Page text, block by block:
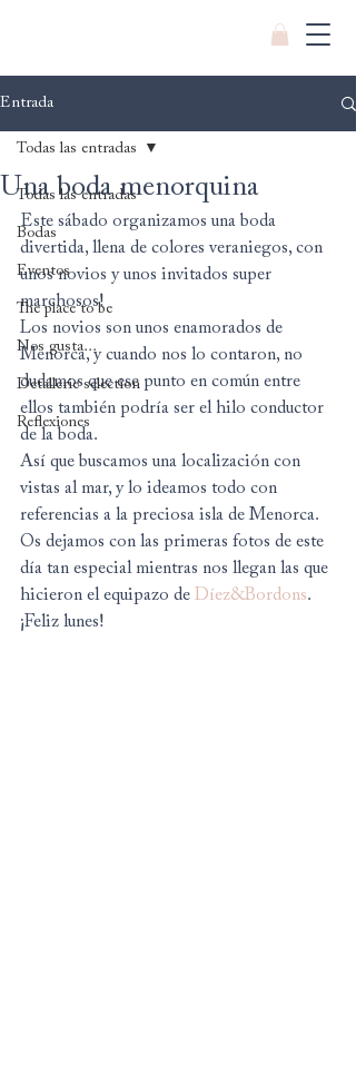
Entrada
Todas las entradas
Bodas
Eventos
The place to be
Nos gusta...
Detallerie selection
Reflexiones
Todas las entradas
Una boda menorquina
Este sábado organizamos una boda
divertida, llena de colores veraniegos, con
unos novios y unos invitados super
marchosos!
Los novios son unos enamorados de
Menorca, y cuando nos lo contaron, no
dudamos que ese punto en común entre
ellos también podría ser el hilo conductor
de la boda.
Así que buscamos una localización con
vistas al mar, y lo ideamos todo con
referencias a la preciosa isla de Menorca.
Os dejamos con las primeras fotos de este
día tan especial mientras nos llegan las que
hicieron el equipazo de Díez&Bordons.
¡Feliz lunes!